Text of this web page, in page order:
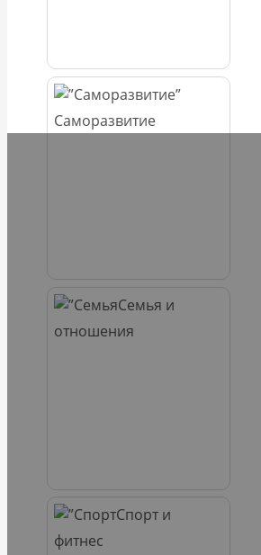
Саморазвитие
Семья и
отношения
Спорт и
фитнес